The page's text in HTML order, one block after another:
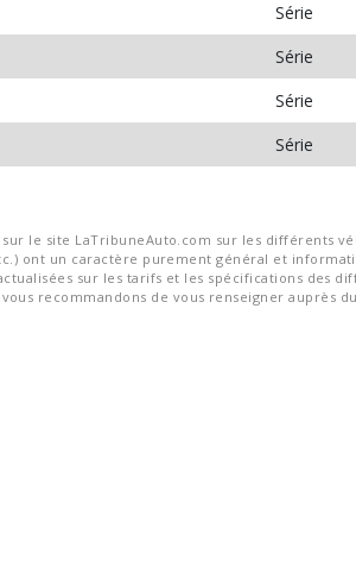
Série
Série
Série
Série
le site LaTribuneAuto.com sur les différents
ont un caractère purement général et
sur les tarifs et les spécifications des
recommandons de vous renseigner auprès